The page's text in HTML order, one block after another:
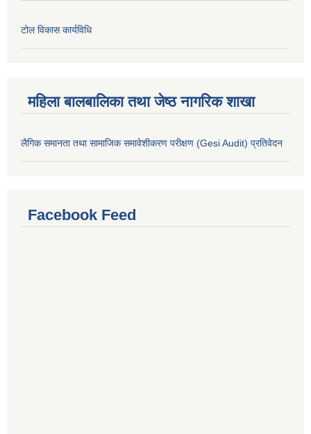
टोल विकास कार्यविधि
महिला बालबालिका तथा जेष्ठ नागरिक शाखा
लैगिक समानता तथा सामाजिक समावेशीकरण परीक्षण (Gesi Audit) प्रतिवेदन
Facebook Feed